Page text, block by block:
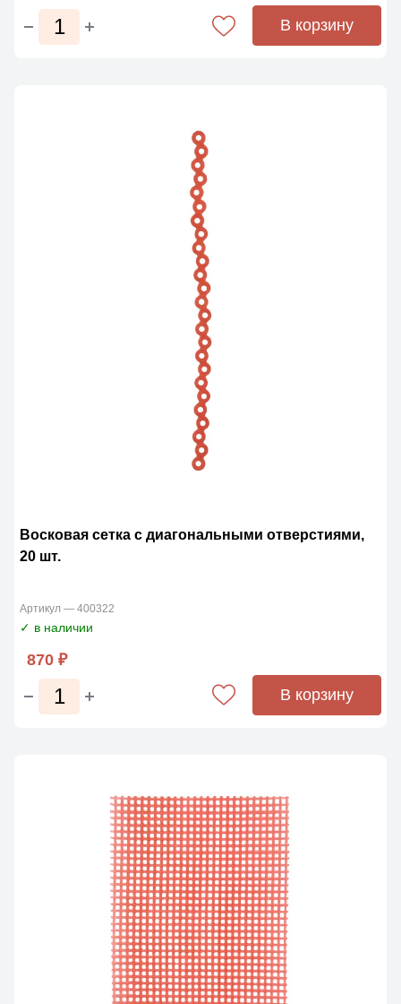
В корзину
Восковая сетка с диагональными отверстиями,
20 шт.
Артикул — 400322
✓ в наличии
870 ₽
В корзину